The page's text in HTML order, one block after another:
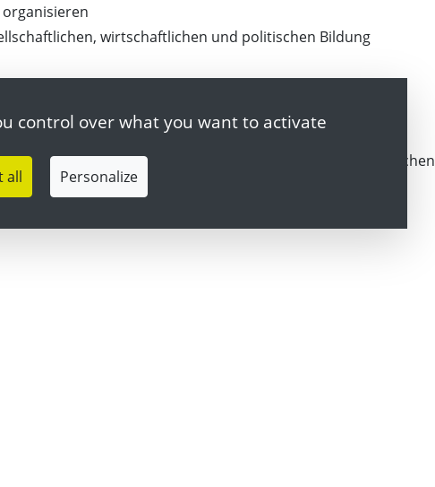
wirtschaftlichen und politischen Bildung
Fachwissenschaft und Unterrichtspraxis der geographischen
control over what you want to activate
all Personalize